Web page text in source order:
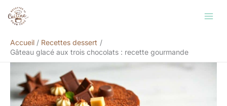
Accueil
Recettes dessert
Gâteau glacé aux trois chocolats : recette gourmande
Rechercher